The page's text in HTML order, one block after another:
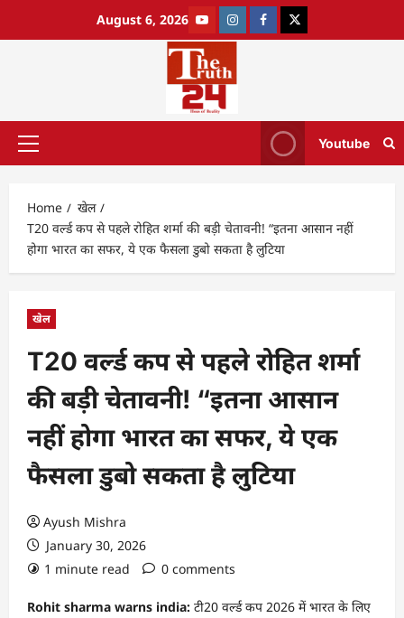
August 6, 2026
Youtube
Home
खेल
T20 वर्ल्ड कप से पहले रोहित शर्मा की बड़ी चेतावनी! “इतना आसान नहीं
होगा भारत का सफर, ये एक फैसला डुबो सकता है लुटिया
खेल
T20 वर्ल्ड कप से पहले रोहित शर्मा
की बड़ी चेतावनी! “इतना आसान
नहीं होगा भारत का सफर, ये एक
फैसला डुबो सकता है लुटिया
Ayush Mishra
January 30, 2026
1 minute read
0 comments
Rohit sharma warns india: टी20 वर्ल्ड कप 2026 में भारत के लिए